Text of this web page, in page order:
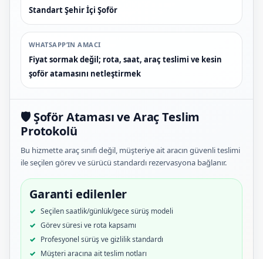
Standart Şehir İçi Şoför
WHATSAPP’IN AMACI
Fiyat sormak değil; rota, saat, araç teslimi ve kesin
şoför atamasını netleştirmek
🛡️ Şoför Ataması ve Araç Teslim
Protokolü
Bu hizmette araç sınıfı değil, müşteriye ait aracın güvenli teslimi
ile seçilen görev ve sürücü standardı rezervasyona bağlanır.
Garanti edilenler
Seçilen saatlik/günlük/gece sürüş modeli
Görev süresi ve rota kapsamı
Profesyonel sürüş ve gizlilik standardı
Müşteri aracına ait teslim notları